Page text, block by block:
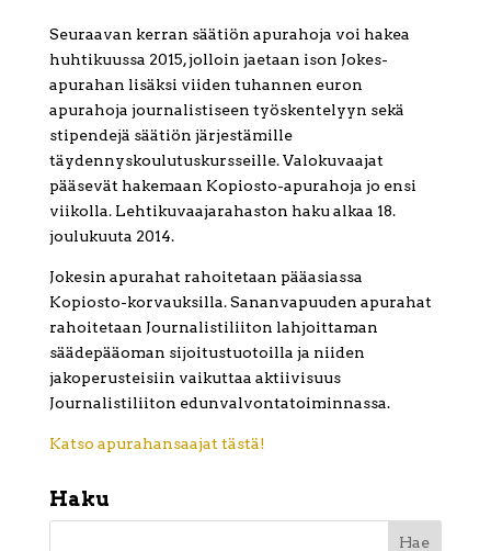
Seuraavan kerran säätiön apurahoja voi hakea
huhtikuussa 2015, jolloin jaetaan ison Jokes-
apurahan lisäksi viiden tuhannen euron
apurahoja journalistiseen työskentelyyn sekä
stipendejä säätiön järjestämille
täydennyskoulutuskursseille. Valokuvaajat
pääsevät hakemaan Kopiosto-apurahoja jo ensi
viikolla. Lehtikuvaajarahaston haku alkaa 18.
joulukuuta 2014.
Jokesin apurahat rahoitetaan pääasiassa
Kopiosto-korvauksilla. Sananvapuuden apurahat
rahoitetaan Journalistiliiton lahjoittaman
säädepääoman sijoitustuotoilla ja niiden
jakoperusteisiin vaikuttaa aktiivisuus
Journalistiliiton edunvalvontatoiminnassa.
Katso apurahansaajat tästä!
Haku